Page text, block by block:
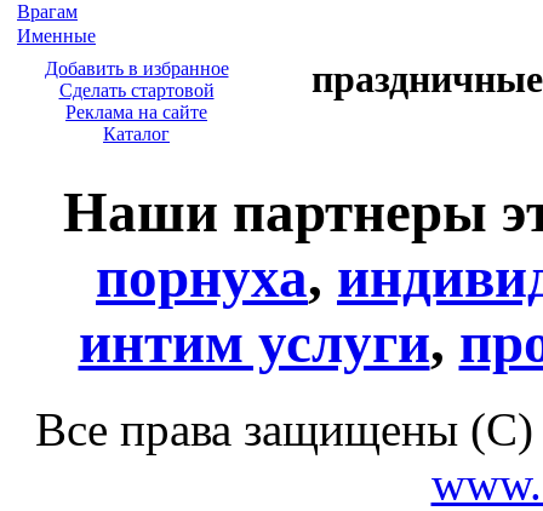
Врагам
Именные
Добавить в избранное
Сделать стартовой
Реклама на сайте
Каталог
Наши партнеры
порнуха,
интим услуги,
Все права защищены (С)